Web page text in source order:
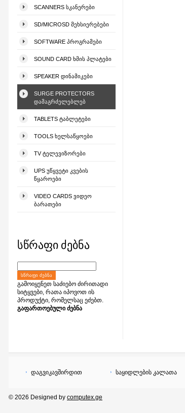
SCANNERS ᲡᲙᲐᲜᲔᲠᲔᲑᲘ
SD/MICROSD ᲛᲔᲮᲡᲘᲔᲠᲔᲑᲔᲑᲘ
SOFTWARE ᲞᲠᲝᲒᲠᲐᲛᲔᲑᲘ
SOUND CARD ᲮᲛᲘᲡ ᲞᲚᲐᲢᲔᲑᲘ
SPEAKER ᲓᲘᲜᲐᲛᲘᲙᲔᲑᲘ
SURGE PROTECTORS
ᲓᲐᲛᲐᲒᲠᲫᲔᲚᲔᲑᲚᲔᲑ
TABLETS ᲢᲐᲑᲚᲔᲢᲔᲑᲘ
TOOLS ᲮᲔᲚᲡᲐᲬᲧᲝᲔᲑᲘ
TV ᲢᲔᲚᲔᲕᲘᲖᲝᲠᲔᲑᲘ
UPS ᲣᲬᲧᲕᲔᲢᲘ ᲙᲕᲔᲑᲘᲡ
ᲬᲧᲐᲠᲝᲔᲑᲘ
VIDEO CARDS ᲕᲘᲓᲔᲝ
ᲑᲐᲠᲐᲗᲔᲑᲘ
სწრაფი ძებნა
ᲡᲬᲠᲐᲤᲘ ᲫᲔᲑᲜᲐ
გამოიყენეთ საძიებო ძირითადი
სიტყვები, რათა იპოვოთ ის
პროდუქტი, რომელსაც ეძებთ.
გაფართოებული ძებნა
დაგვიკავშირდით საყიდლების კალათა
© 2026 Designed by computex.ge